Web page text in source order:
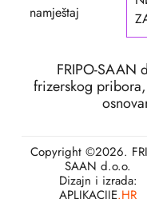
namještaj
FRIPO-SAAN
frizerskog
Copyright ©2026.
SAAN d.o.o.
Dizajn i izrada:
APLIKACIJE.HR